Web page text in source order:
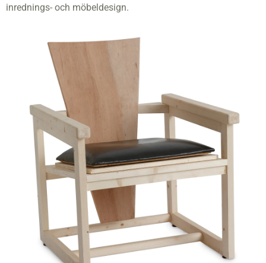
inrednings- och möbeldesign.